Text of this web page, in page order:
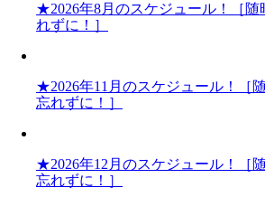
★2026年8月のスケジュール！［随
れずに！］
★2026年11月のスケジュール！［
忘れずに！］
★2026年12月のスケジュール！［
忘れずに！］